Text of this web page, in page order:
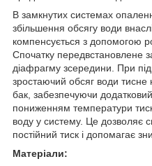
В замкнутих системах
збільшення обсягу води
компенсується з допомогою
Спочатку передвстановлене
діафрагму зсередини. При
зростаючий обсяг води
бак, забезпечуючи
пониженням температури
воду у систему. Це дозволяє
постійний тиск і допомагає
Матеріали: